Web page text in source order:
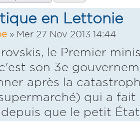
en Lettonie
» Mer 27 Nov 2013 14:44
le Premier
son 3e
après la
qui a fait
que le petit